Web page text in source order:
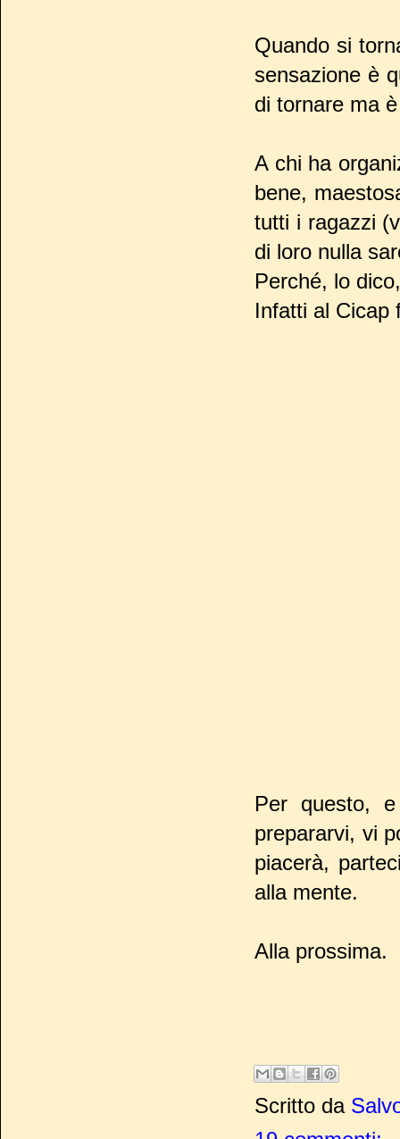
Quando si
sensazione è
di tornare ma
A chi ha
bene,
tutti i ragazzi
di loro nulla
Perché, lo
Infatti al Cicap
Per questo,
prepararvi, vi
piacerà,
alla mente.
Alla prossima.
Scritto da